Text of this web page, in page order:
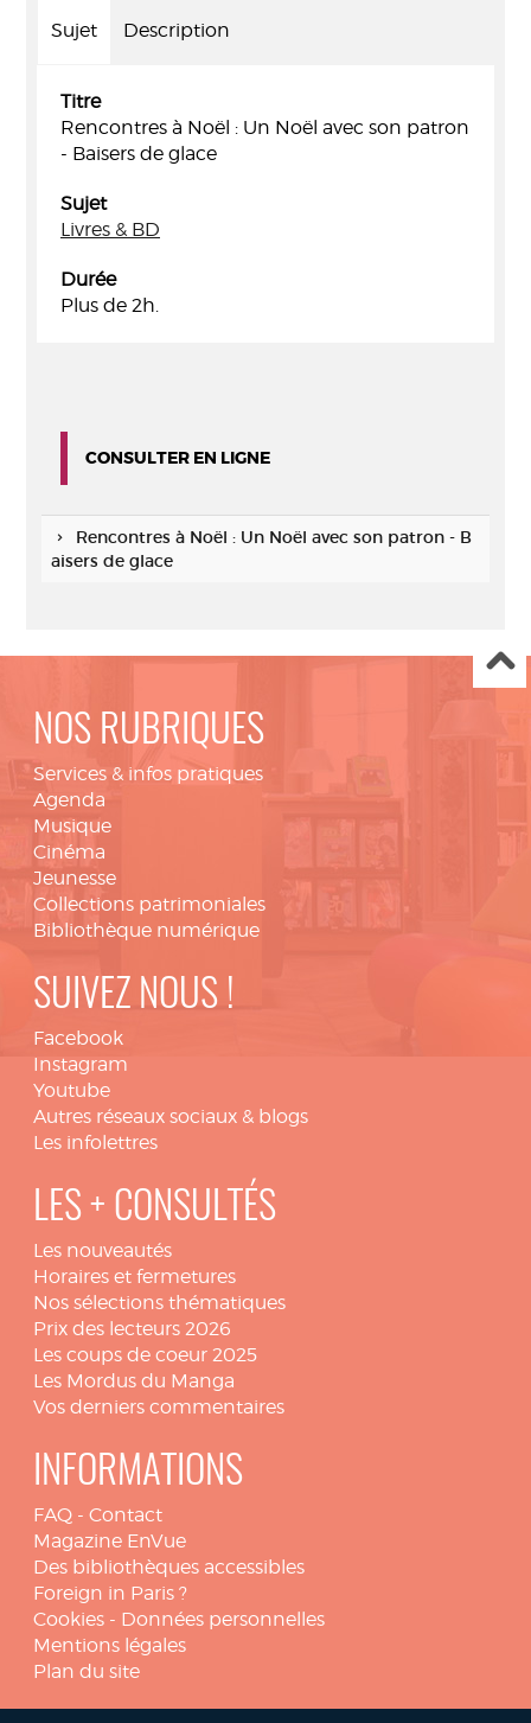
Sujet Description
Titre
Rencontres à Noël : Un Noël avec son patron
- Baisers de glace
Sujet
Livres & BD
Durée
Plus de 2h.
CONSULTER EN LIGNE
Rencontres à Noël : Un Noël avec son patron - B
aisers de glace
NOS RUBRIQUES
Services & infos pratiques
Agenda
Musique
Cinéma
Jeunesse
Collections patrimoniales
Bibliothèque numérique
SUIVEZ NOUS !
Facebook
Instagram
Youtube
Autres réseaux sociaux & blogs
Les infolettres
LES + CONSULTÉS
Les nouveautés
Horaires et fermetures
Nos sélections thématiques
Prix des lecteurs 2026
Les coups de coeur 2025
Les Mordus du Manga
Vos derniers commentaires
INFORMATIONS
FAQ - Contact
Magazine EnVue
Des bibliothèques accessibles
Foreign in Paris ?
Cookies - Données personnelles
Mentions légales
Plan du site